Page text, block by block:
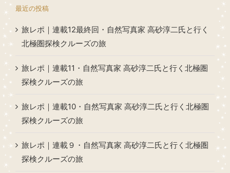
最近の投稿
旅レポ｜連載12最終回・自然写真家 高砂淳二氏と行く
北極圏探検クルーズの旅
旅レポ｜連載11・自然写真家 高砂淳二氏と行く北極圏
探検クルーズの旅
旅レポ｜連載10・自然写真家 高砂淳二氏と行く北極圏
探検クルーズの旅
旅レポ｜連載９・自然写真家 高砂淳二氏と行く北極圏
探検クルーズの旅